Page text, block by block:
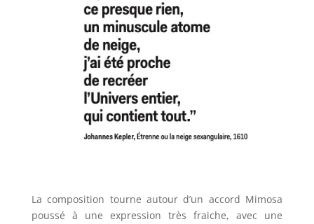
La composition tourne autour d’un accord Mimosa
poussé à une expression très fraiche, avec une